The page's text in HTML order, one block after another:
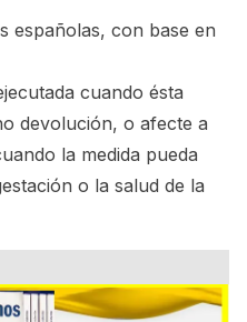
españolas, con base en
cuando ésta
devolución, o afecte a
la medida pueda
o la salud de la